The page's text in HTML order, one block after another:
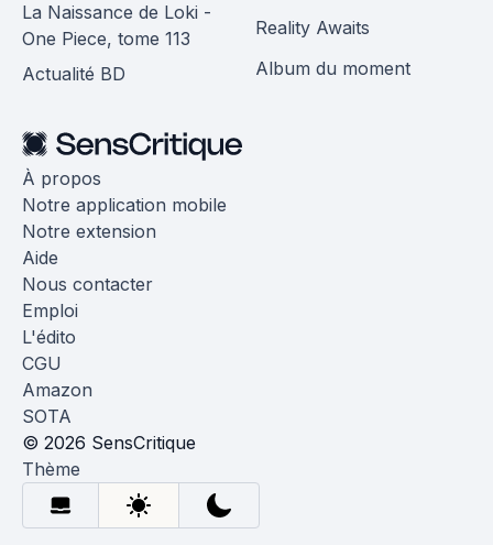
La Naissance de Loki -
One Piece, tome 113
Actualité BD
Reality Awaits
Album du moment
À propos
Notre application mobile
Notre extension
Aide
Nous contacter
Emploi
L'édito
CGU
Amazon
SOTA
© 2026 SensCritique
Thème